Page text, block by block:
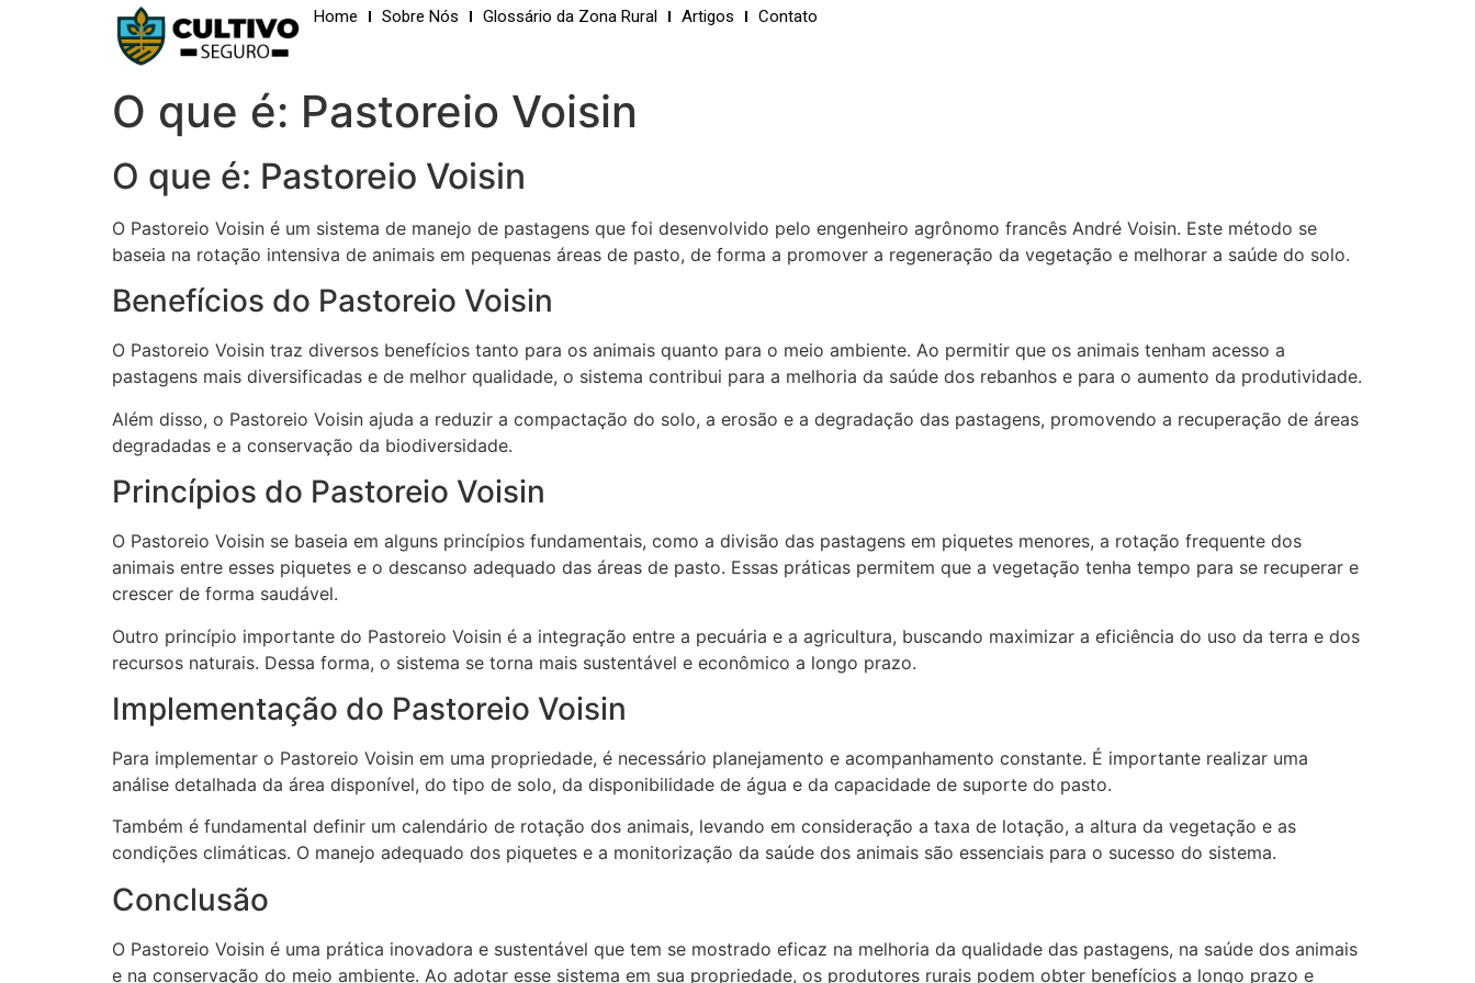
Home Sobre Nós Glossário da Zona Rural Artigos Contato
O que é: Pastoreio Voisin
O que é: Pastoreio Voisin
O Pastoreio Voisin é um sistema de manejo de pastagens que foi desenvolvido pelo engenheiro agrônomo francês André Voisin. Este método se
baseia na rotação intensiva de animais em pequenas áreas de pasto, de forma a promover a regeneração da vegetação e melhorar a saúde do solo.
Benefícios do Pastoreio Voisin
O Pastoreio Voisin traz diversos benefícios tanto para os animais quanto para o meio ambiente. Ao permitir que os animais tenham acesso a
pastagens mais diversificadas e de melhor qualidade, o sistema contribui para a melhoria da saúde dos rebanhos e para o aumento da produtividade.
Além disso, o Pastoreio Voisin ajuda a reduzir a compactação do solo, a erosão e a degradação das pastagens, promovendo a recuperação de áreas
degradadas e a conservação da biodiversidade.
Princípios do Pastoreio Voisin
O Pastoreio Voisin se baseia em alguns princípios fundamentais, como a divisão das pastagens em piquetes menores, a rotação frequente dos
animais entre esses piquetes e o descanso adequado das áreas de pasto. Essas práticas permitem que a vegetação tenha tempo para se recuperar e
crescer de forma saudável.
Outro princípio importante do Pastoreio Voisin é a integração entre a pecuária e a agricultura, buscando maximizar a eficiência do uso da terra e dos
recursos naturais. Dessa forma, o sistema se torna mais sustentável e econômico a longo prazo.
Implementação do Pastoreio Voisin
Para implementar o Pastoreio Voisin em uma propriedade, é necessário planejamento e acompanhamento constante. É importante realizar uma
análise detalhada da área disponível, do tipo de solo, da disponibilidade de água e da capacidade de suporte do pasto.
Também é fundamental definir um calendário de rotação dos animais, levando em consideração a taxa de lotação, a altura da vegetação e as
condições climáticas. O manejo adequado dos piquetes e a monitorização da saúde dos animais são essenciais para o sucesso do sistema.
Conclusão
O Pastoreio Voisin é uma prática inovadora e sustentável que tem se mostrado eficaz na melhoria da qualidade das pastagens, na saúde dos animais
e na conservação do meio ambiente. Ao adotar esse sistema em sua propriedade, os produtores rurais podem obter benefícios a longo prazo e